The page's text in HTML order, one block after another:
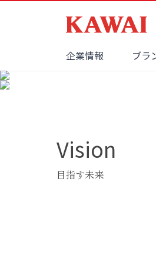
企業情報 ブラ
Vision
目指す未来